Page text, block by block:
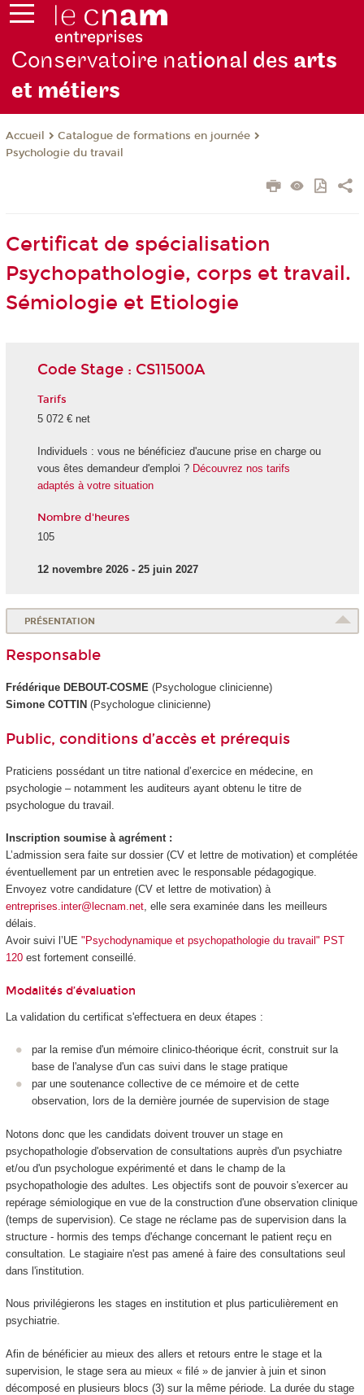
Conservatoire national des arts
et métiers
Accueil
Catalogue de formations en journée
Psychologie du travail
Certificat de spécialisation
Psychopathologie, corps et travail.
Sémiologie et Etiologie
Code Stage : CS11500A
Tarifs
5 072 € net
Individuels : vous ne bénéficiez d'aucune prise en charge ou
vous êtes demandeur d'emploi ? Découvrez nos tarifs
adaptés à votre situation
Nombre d'heures
105
12 novembre 2026 - 25 juin 2027
PRÉSENTATION
Responsable
Frédérique DEBOUT-COSME (Psychologue clinicienne)
Simone COTTIN (Psychologue clinicienne)
Public, conditions d’accès et prérequis
Praticiens possédant un titre national d’exercice en médecine, en
psychologie – notamment les auditeurs ayant obtenu le titre de
psychologue du travail.
Inscription soumise à agrément :
L’admission sera faite sur dossier (CV et lettre de motivation) et complétée
éventuellement par un entretien avec le responsable pédagogique.
Envoyez votre candidature (CV et lettre de motivation) à
entreprises.inter@lecnam.net, elle sera examinée dans les meilleurs
délais.
Avoir suivi l’UE "Psychodynamique et psychopathologie du travail" PST
120est fortement conseillé.
Modalités d’évaluation
La validation du certificat s'effectuera en deux étapes :
par la remise d'un mémoire clinico-théorique écrit, construit sur la
base de l'analyse d'un cas suivi dans le stage pratique
par une soutenance collective de ce mémoire et de cette
observation, lors de la dernière journée de supervision de stage
Notons donc que les candidats doivent trouver un stage en
psychopathologie d'observation de consultations auprès d'un psychiatre
et/ou d'un psychologue expérimenté et dans le champ de la
psychopathologie des adultes. Les objectifs sont de pouvoir s'exercer au
repérage sémiologique en vue de la construction d'une observation clinique
(temps de supervision). Ce stage ne réclame pas de supervision dans la
structure - hormis des temps d'échange concernant le patient reçu en
consultation. Le stagiaire n'est pas amené à faire des consultations seul
dans l'institution.
Nous privilégierons les stages en institution et plus particulièrement en
psychiatrie.
Afin de bénéficier au mieux des allers et retours entre le stage et la
supervision, le stage sera au mieux « filé » de janvier à juin et sinon
décomposé en plusieurs blocs (3) sur la même période. La durée du stage